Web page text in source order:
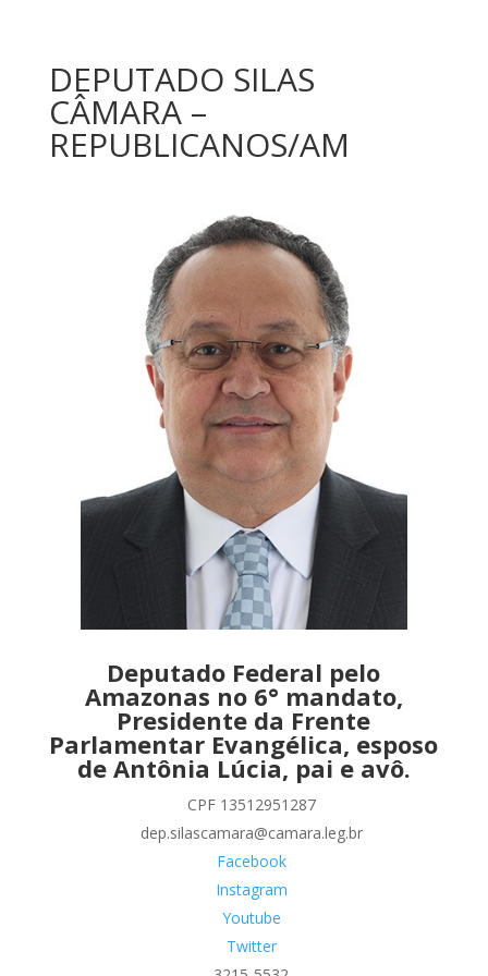
DEPUTADO SILAS
CÂMARA –
REPUBLICANOS/AM
Deputado Federal pelo
Amazonas no 6° mandato,
Presidente da Frente
Parlamentar Evangélica, esposo
de Antônia Lúcia, pai e avô.
CPF 13512951287
dep.silascamara@camara.leg.br
Facebook
Instagram
Youtube
Twitter